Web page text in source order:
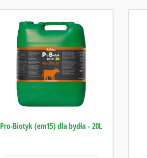
Pro-Biotyk (em15) dla bydła - 20L